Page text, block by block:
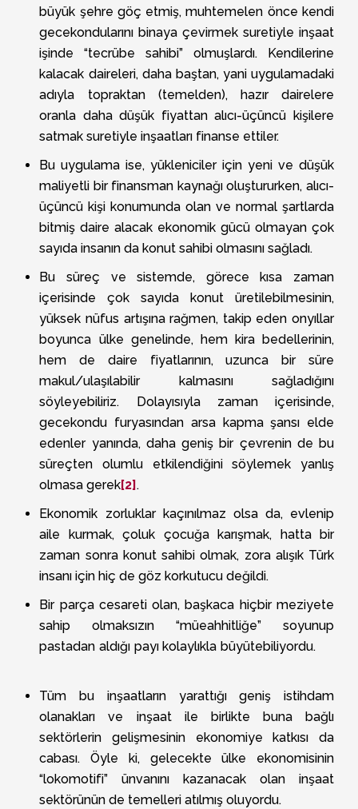
büyük şehre göç etmiş, muhtemelen önce kendi
gecekondularını binaya çevirmek suretiyle inşaat
işinde “tecrübe sahibi” olmuşlardı. Kendilerine
kalacak daireleri, daha baştan, yani uygulamadaki
adıyla topraktan (temelden), hazır dairelere
oranla daha düşük fiyattan alıcı-üçüncü kişilere
satmak suretiyle inşaatları finanse ettiler.
Bu uygulama ise, yükleniciler için yeni ve düşük
maliyetli bir finansman kaynağı oluştururken, alıcı-
üçüncü kişi konumunda olan ve normal şartlarda
bitmiş daire alacak ekonomik gücü olmayan çok
sayıda insanın da konut sahibi olmasını sağladı.
Bu süreç ve sistemde, görece kısa zaman
içerisinde çok sayıda konut üretilebilmesinin,
yüksek nüfus artışına rağmen, takip eden onyıllar
boyunca ülke genelinde, hem kira bedellerinin,
hem de daire fiyatlarının, uzunca bir süre
makul/ulaşılabilir kalmasını sağladığını
söyleyebiliriz. Dolayısıyla zaman içerisinde,
gecekondu furyasından arsa kapma şansı elde
edenler yanında, daha geniş bir çevrenin de bu
süreçten olumlu etkilendiğini söylemek yanlış
olmasa gerek[2].
Ekonomik zorluklar kaçınılmaz olsa da, evlenip
aile kurmak, çoluk çocuğa karışmak, hatta bir
zaman sonra konut sahibi olmak, zora alışık Türk
insanı için hiç de göz korkutucu değildi.
Bir parça cesareti olan, başkaca hiçbir meziyete
sahip olmaksızın “müeahhitliğe” soyunup
pastadan aldığı payı kolaylıkla büyütebiliyordu.
Tüm bu inşaatların yarattığı geniş istihdam
olanakları ve inşaat ile birlikte buna bağlı
sektörlerin gelişmesinin ekonomiye katkısı da
cabası. Öyle ki, gelecekte ülke ekonomisinin
“lokomotifi” ünvanını kazanacak olan inşaat
sektörünün de temelleri atılmış oluyordu.